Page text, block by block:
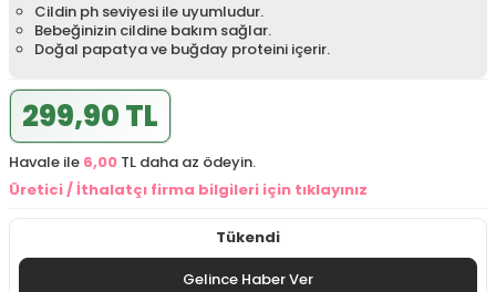
Cildin ph seviyesi ile uyumludur.
Bebeğinizin cildine bakım sağlar.
Doğal papatya ve buğday proteini içerir.
299,90 TL
Havale ile 6,00 TL daha az ödeyin.
Üretici / İthalatçı firma bilgileri için tıklayınız
Tükendi
Gelince Haber Ver